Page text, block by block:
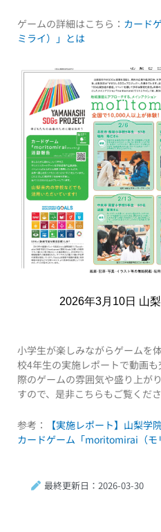
ゲームの詳細はこちら： カード
ミライ）」とは
2026年3月10日 山
小学生が楽しみながらゲームを
校4年生の実施レポートで動画
際のゲームの雰囲気や盛り上が
すので、是非こちらもご覧くださ
参考：
【実施レポート】山梨学
カードゲーム「moritomirai（モ
最終更新日：2026-03-30